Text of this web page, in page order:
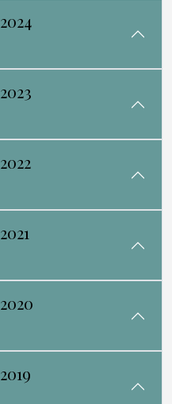
2024
2023
2022
2021
2020
2019